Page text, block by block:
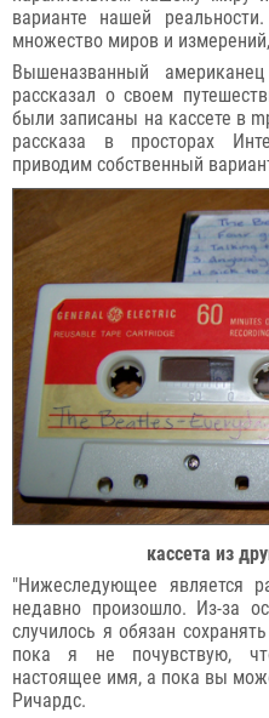
варианте нашей
множество миров и
Вышеназванный
рассказал о своем
были записаны на кассете в
рассказа в просторах
приводим собственный
кассета из
"Нижеследующее является
недавно произошло. Из-за
случилось я обязан
пока я не почувствую,
настоящее имя, а пока вы
Ричардс.